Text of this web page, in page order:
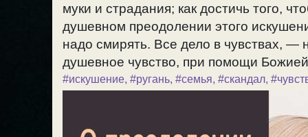
муки и страдания; как достичь того,
душевном преодолении этого
надо смирять. Все дело в чувствах, —
душевное чувство, при помощи
#искушение, #ругань, #семья, #скандал,